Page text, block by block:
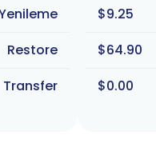
Restore
Transfer
$9.25
$64.90
$0.00